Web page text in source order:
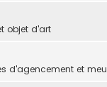
objet d'art
d'agencement et